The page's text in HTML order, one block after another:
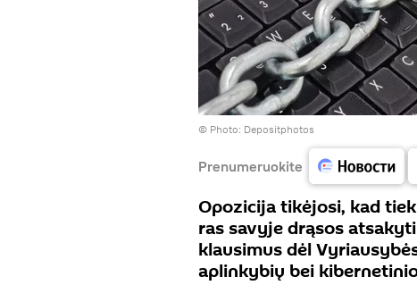
© Photo: Depositphotos
Prenumeruokite
Opozicija tikėjosi, kad
ras savyje drąsos
klausimus dėl
aplinkybių bei